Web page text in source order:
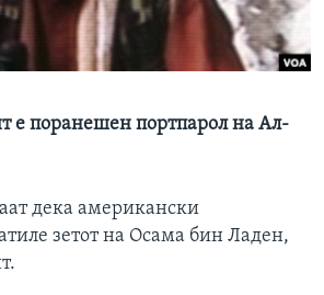
е поранешен портпарол на Ал-
дека американски
зетот на Осама бин Ладен,